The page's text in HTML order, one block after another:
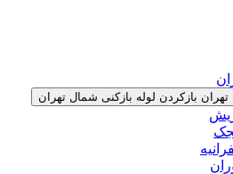
بازکردن لوله بازکنی شمال تهران